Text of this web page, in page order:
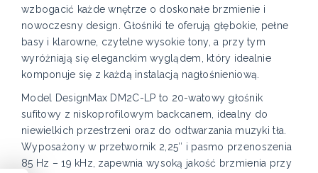
wzbogacić każde wnętrze o doskonałe brzmienie i
nowoczesny design. Głośniki te oferują głębokie, pełne
basy i klarowne, czytelne wysokie tony, a przy tym
wyróżniają się eleganckim wyglądem, który idealnie
komponuje się z każdą instalacją nagłośnieniową.
Model DesignMax DM2C-LP to 20-watowy głośnik
sufitowy z niskoprofilowym backcanem, idealny do
niewielkich przestrzeni oraz do odtwarzania muzyki tła.
Wyposażony w przetwornik 2,25″ i pasmo przenoszenia
85 Hz – 19 kHz, zapewnia wysoką jakość brzmienia przy